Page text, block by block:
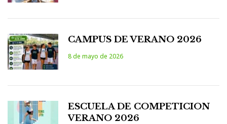
CAMPUS DE VERANO 2026
8 de mayo de 2026
ESCUELA DE COMPETICION
VERANO 2026